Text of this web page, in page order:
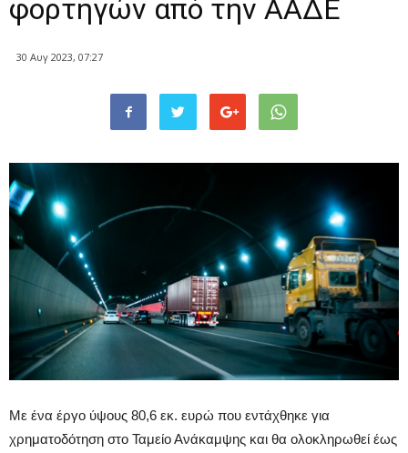
φορτηγών από την ΑΑΔΕ
30 Αυγ 2023, 07:27
Με ένα έργο ύψους 80,6 εκ. ευρώ που εντάχθηκε για
χρηματοδότηση στο Ταμείο Ανάκαμψης και θα ολοκληρωθεί έως